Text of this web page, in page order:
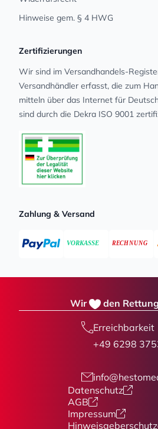
Hinweise gem. § 4 HWG
Zertifizierungen
Wir sind im Versandhandels-
Versandhändler erfasst, die zum
mit­teln über das Internet für
sind durch die Dekra ISO 9001
Zahlung & Versand
Wir den
Erreichbarkeit
+49 6298
Datenschutz
AGB
Impressum